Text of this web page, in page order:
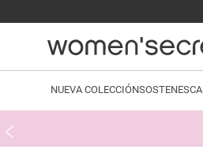
NUEVA COLECCIÓNSOSTENES